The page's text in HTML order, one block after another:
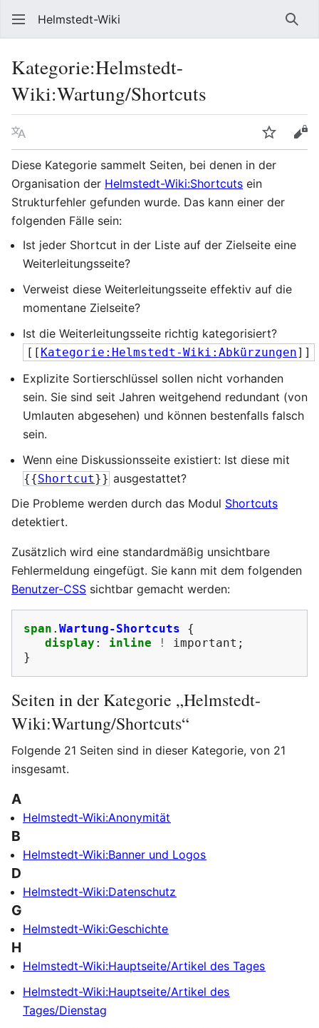
Helmstedt-Wiki
Kategorie:Helmstedt-
Wiki:Wartung/Shortcuts
Sprache
Diese Kategorie sammelt Seiten, bei denen in der
Organisation der Helmstedt-Wiki:Shortcuts ein
Strukturfehler gefunden wurde. Das kann einer der
folgenden Fälle sein:
Ist jeder Shortcut in der Liste auf der Zielseite eine
Weiterleitungsseite?
Verweist diese Weiterleitungsseite effektiv auf die
momentane Zielseite?
Ist die Weiterleitungsseite richtig kategorisiert?
[[ Kategorie:Helmstedt-Wiki:Abkürzungen]]
Explizite Sortierschlüssel sollen nicht vorhanden
sein. Sie sind seit Jahren weitgehend redundant (von
Umlauten abgesehen) und können bestenfalls falsch
sein.
Wenn eine Diskussionsseite existiert: Ist diese mit
{{Shortcut}} ausgestattet?
Die Probleme werden durch das Modul Shortcuts
detektiert.
Zusätzlich wird eine standardmäßig unsichtbare
Fehlermeldung eingefügt. Sie kann mit dem folgenden
Benutzer-CSS sichtbar gemacht werden:
span . Wartung-Shortcuts
{
display : inline ! important ;
}
Seiten in der Kategorie „Helmstedt-
Wiki:Wartung/Shortcuts“
Folgende 21 Seiten sind in dieser Kategorie, von 21
insgesamt.
A
Helmstedt-Wiki:Anonymität
B
Helmstedt-Wiki:Banner und Logos
D
Helmstedt-Wiki:Datenschutz
G
Helmstedt-Wiki:Geschichte
H
Helmstedt-Wiki:Hauptseite/Artikel des Tages
Helmstedt-Wiki:Hauptseite/Artikel des
Tages/Dienstag